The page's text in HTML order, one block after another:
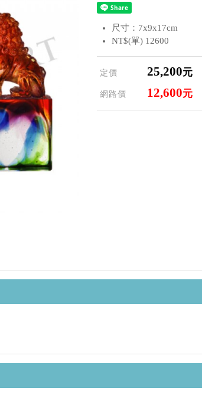
尺寸：7x9x17cm
NT$(單) 12600
定價 25,200元
網路價 12,600元